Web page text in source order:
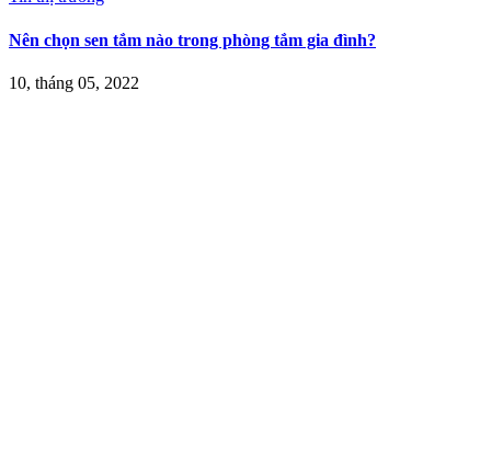
Nên chọn sen tắm nào trong phòng tắm gia đình?
10, tháng 05, 2022